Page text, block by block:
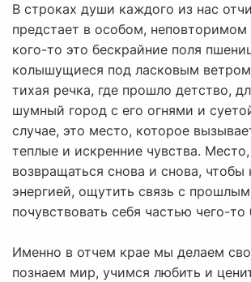
В строках души каждого из нас
предстает в особом, неповторимом
кого-то это бескрайние поля
колышущиеся под ласковым
тихая речка, где прошло детство,
шумный город с его огнями и
случае, это место, которое
теплые и искренние чувства.
возвращаться снова и снова, чтобы
энергией, ощутить связь с
почувствовать себя частью чего-то
Именно в отчем крае мы делаем
познаем мир, учимся любить и